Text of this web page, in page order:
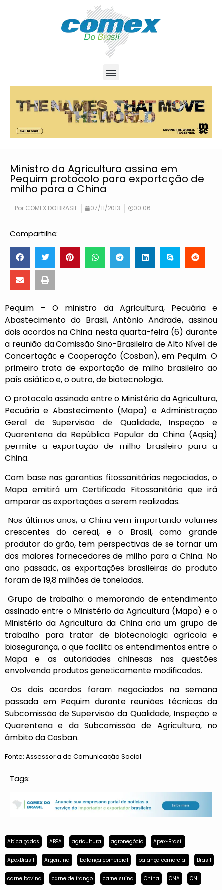
Ministro da Agricultura assina em
Pequim protocolo para exportação de
milho para a China
Por COMEX DO BRASIL 07/11/2013 00:06
Compartilhe:
Pequim – O ministro da Agricultura, Pecuária e
Abastecimento do Brasil, Antônio Andrade, assinou
dois acordos na China nesta quarta-feira (6) durante
a reunião da Comissão Sino-Brasileira de Alto Nível de
Concertação e Cooperação (Cosban), em Pequim. O
primeiro trata de exportação de milho brasileiro ao
país asiático e, o outro, de biotecnologia.
O protocolo assinado entre o Ministério da Agricultura,
Pecuária e Abastecimento (Mapa) e Administração
Geral de Supervisão de Qualidade, Inspeção e
Quarentena da República Popular da China (Aqsiq)
permite a exportação de milho brasileiro para a
China.
Com base nas garantias fitossanitárias negociadas, o
Mapa emitirá um Certificado Fitossanitário que irá
amparar as exportações a serem realizadas.
Nos últimos anos, a China vem importando volumes
crescentes do cereal, e o Brasil, como grande
produtor do grão, tem perspectivas de se tornar um
dos maiores fornecedores de milho para a China. No
ano passado, as exportações brasileiras do produto
foram de 19,8 milhões de toneladas.
Grupo de trabalho: o memorando de entendimento
assinado entre o Ministério da Agricultura (Mapa) e o
Ministério da Agricultura da China cria um grupo de
trabalho para tratar de biotecnologia agrícola e
biosegurança, o que facilita os entendimentos entre o
Mapa e as autoridades chinesas nas questões
envolvendo produtos geneticamente modificados.
Os dois acordos foram negociados na semana
passada em Pequim durante reuniões técnicas da
Subcomissão de Supervisão da Qualidade, Inspeção e
Quarentena e da Subcomissão de Agricultura, no
âmbito da Cosban.
Fonte: Assessoria de Comunicação Social
Tags:
Abicalçados ABPA agricultura agronegócio Apex-Brasil
ApexBrasil Argentina balança comercial balança comercial Brasil
carne bovina carne de frango carne suína China CNA CNI